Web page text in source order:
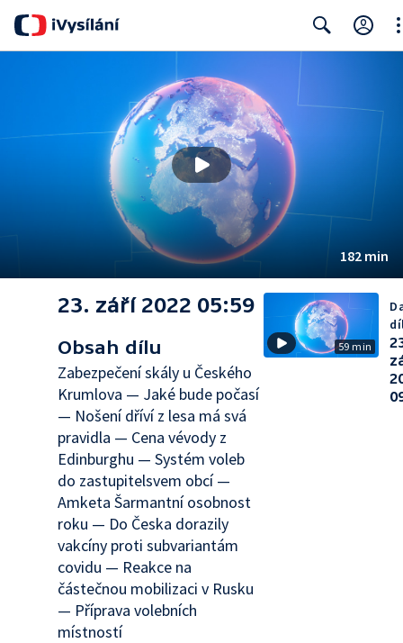
182 min
23. září 2022 05:59
Obsah dílu
Zabezpečení skály u Českého
Krumlova — Jaké bude počasí
— Nošení dříví z lesa má svá
pravidla — Cena vévody z
Edinburghu — Systém voleb
do zastupitelsvem obcí —
Amketa Šarmantní osobnost
roku — Do Česka dorazily
vakcíny proti subvariantám
covidu — Reakce na
částečnou mobilizaci v Rusku
— Příprava volebních
místností
59 min